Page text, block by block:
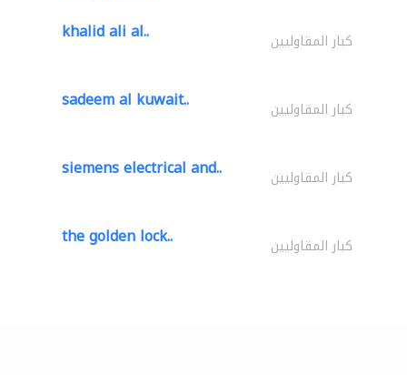
khalid ali al.. كبار المقاوليين
sadeem al kuwait.. كبار المقاوليين
siemens electrical and.. كبار المقاوليين
the golden lock.. كبار المقاوليين